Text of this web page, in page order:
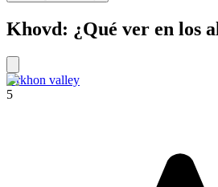
Khovd: ¿Qué ver en los
Orkhon valley
5